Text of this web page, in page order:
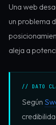
Una web
un problema
aleja a
// DATO
Según